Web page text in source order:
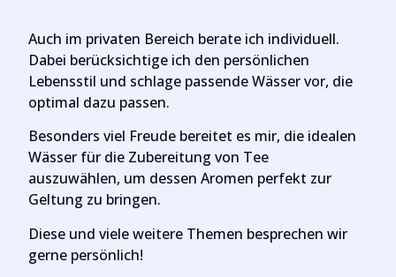
Auch im privaten Bereich berate ich individuell.
Dabei berücksichtige ich den persönlichen
Lebensstil und schlage passende Wässer vor, die
optimal dazu passen.
Besonders viel Freude bereitet es mir, die idealen
Wässer für die Zubereitung von Tee
auszuwählen, um dessen Aromen perfekt zur
Geltung zu bringen.
Diese und viele weitere Themen besprechen wir
gerne persönlich!